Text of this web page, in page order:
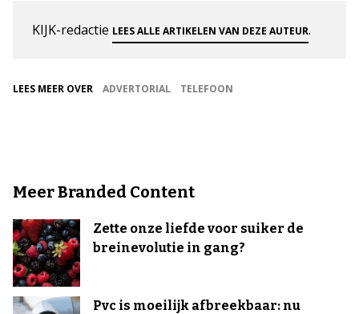
KIJK-redactie LEES ALLE ARTIKELEN VAN DEZE AUTEUR.
LEES MEER OVER ADVERTORIAL TELEFOON
Meer Branded Content
Zette onze liefde voor suiker de
breinevolutie in gang?
Pvc is moeilijk afbreekbaar: nu